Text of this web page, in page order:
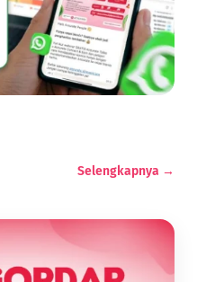
Selengkapnya →